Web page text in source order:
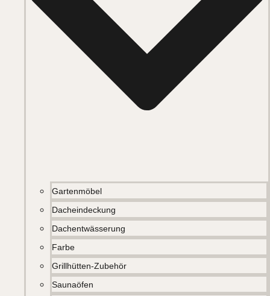
Gartenmöbel
Dacheindeckung
Dachentwässerung
Farbe
Grillhütten-Zubehör
Saunaöfen